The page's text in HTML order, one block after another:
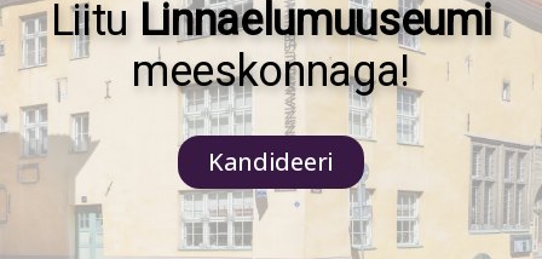
Liitu Linnaelumuuseumi
meeskonnaga!
Kandideeri